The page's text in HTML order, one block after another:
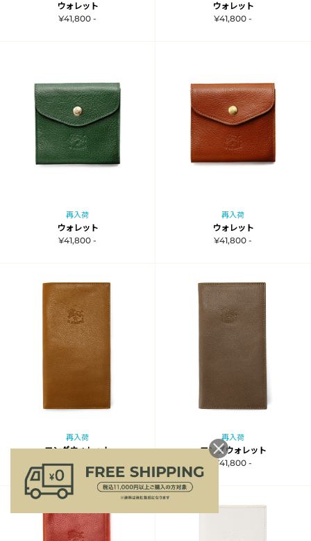
ウォレット
¥41,800 -
ウォレット
¥41,800 -
再入荷
ウォレット
¥41,800 -
再入荷
ウォレット
¥41,800 -
再入荷
ロングウォレット
¥41,800 -
再入荷
ロングウォレット
¥41,800 -